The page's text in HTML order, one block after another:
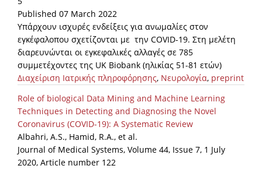
Access to EKT
Published 07 March 2022
Υπάρχουν ισχυρές ενδείξεις για ανωμαλίες στον
εγκέφαλοπου σχετίζονται με την COVID-19. Στη μελέτη
διαρευνώνται οι εγκεφαλικές αλλαγές σε 785
συμμετέχοντες της UK Biobank (ηλικίας 51-81 ετών)
Διαχείριση Ιατρικής πληροφόρησης, Νευρολογία, preprint
Role of biological Data Mining and Machine Learning
Techniques in Detecting and Diagnosing the Novel
Coronavirus (COVID-19): A Systematic Review
Albahri, A.S., Hamid, R.A., et al.
Journal of Medical Systems, Volume 44, Issue 7, 1 July
2020, Article number 122